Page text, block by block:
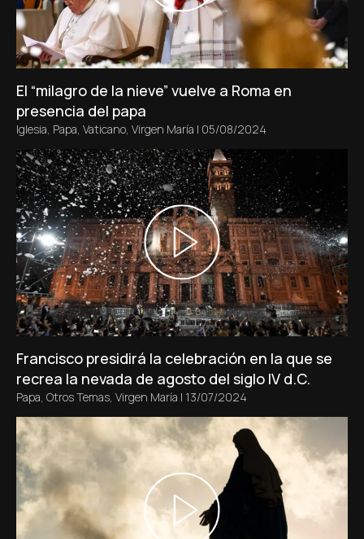
El “milagro de la nieve” vuelve a Roma en
presencia del papa
Iglesia, Papa, Vaticano, Virgen María | 05/08/2024
Francisco presidirá la celebración en la que se
recrea la nevada de agosto del siglo IV d.C.
Papa, Otros Temas, Virgen María | 13/07/2024